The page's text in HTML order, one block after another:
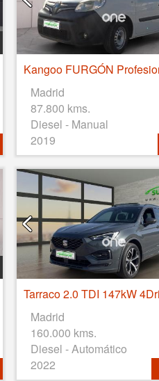
Madrid
87.800 kms.
Diesel - Manual
2019
Madrid
160.000 kms.
Diesel - Automático
2022